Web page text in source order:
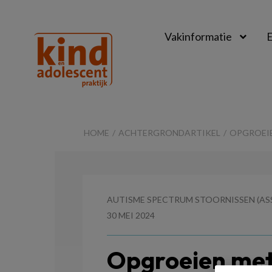
&
Vakinformatie
HOME ACHTERGRONDARTIKEL
AUTISME SPECTRUM STOORNISSEN
30 MEI 2024
Opgroeien